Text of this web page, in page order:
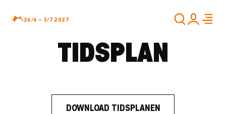
26/6 – 3/7 2027
TIDSPLAN
DOWNLOAD TIDSPLANEN